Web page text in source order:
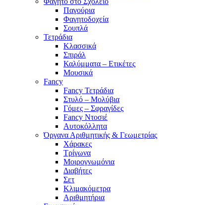
Παγούρια
Φαγητοδοχεία
Σουπλά
Τετράδια
Κλασσικά
Σπιράλ
Καλύμματα – Ετικέτες
Μουσικά
Fancy
Fancy Τετράδια
Στυλό – Μολύβια
Γόμες – Σφραγίδες
Fancy Ντοσιέ
Αυτοκόλλητα
Όργανα Αριθμητικής & Γεωμετρίας
Χάρακες
Τρίγωνα
Mοιρογνωμόνια
Διαβήτες
Σετ
Κλιμακόμετρα
Αριθμητήρια